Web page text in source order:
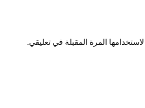
المرة المقبلة في تعليقي.